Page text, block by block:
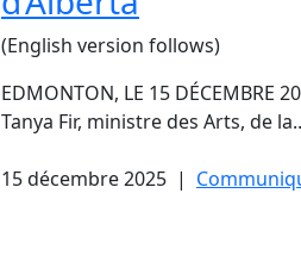
(English version follows)
EDMONTON, LE 15 DÉCEMBRE
Tanya Fir, ministre des Arts, de
15 décembre 2025 |